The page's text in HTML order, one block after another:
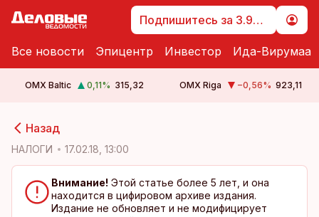
Подпишитесь за 3.99 €
Все новости Эпицентр Инвестор Ида-Вирумаа
OMX Baltic 0,11% 315,32 OMX Riga −0,56% 923,11
Назад
НАЛОГИ 17.02.18, 13:00
Внимание! Этой статье более 5 лет, и она
находится в цифировом архиве издания.
Издание не обновляет и не модифицирует